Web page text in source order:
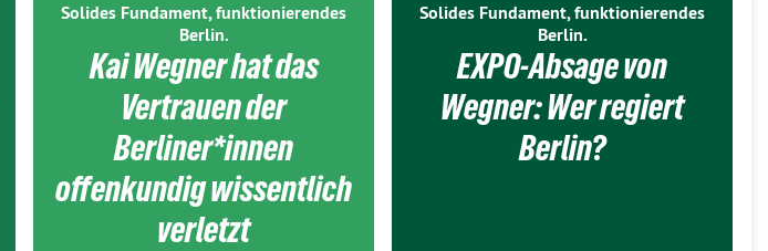
Solides Fundament, funktionierendes
Berlin.
Kai Wegner hat das
Vertrauen der
Berliner*innen
offenkundig wissentlich
verletzt
Solides Fundament, funktionierendes
Berlin.
EXPO-Absage von
Wegner: Wer regiert
Berlin?